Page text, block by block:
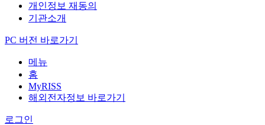
개인정보 재동의
기관소개
PC 버전 바로가기
메뉴
홈
MyRISS
해외전자정보 바로가기
로그인